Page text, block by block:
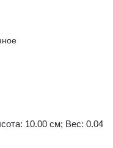
10.00 см; Вес: 0.04